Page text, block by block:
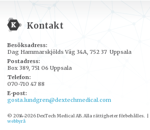
Kontakt
Besöksadress:
Dag Hammarskjölds Väg 34A, 752 37 Uppsala
Postadress:
Box 389, 751 06 Uppsala
Telefon:
070-710 47 88
E-post:
gosta.lundgren@dextechmedical.com
© 2014-2026 DexTech Medical AB. Alla rättigheter förbehålles. |
webbyrå